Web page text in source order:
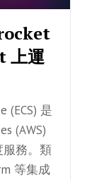
上運
(ECS) 是
(AWS)
務。類
等集成